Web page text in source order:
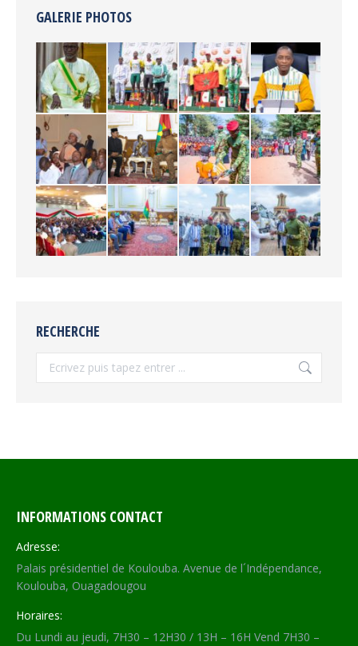
GALERIE PHOTOS
RECHERCHE
INFORMATIONS CONTACT
Adresse:
Palais présidentiel de Koulouba. Avenue de l´Indépendance,
Koulouba, Ouagadougou
Horaires:
Du Lundi au jeudi, 7H30 – 12H30 / 13H – 16H Vend 7H30 –